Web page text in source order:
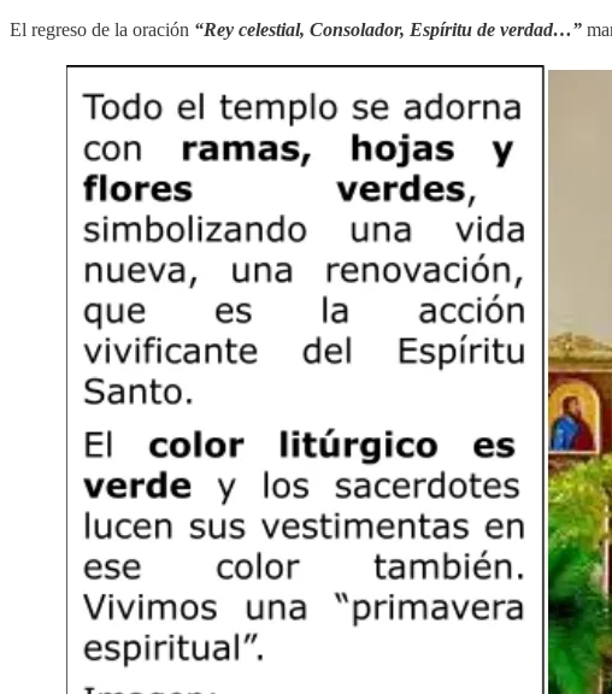
El regreso de la oración “Rey celestial, Consolador, Espíritu de verdad…”